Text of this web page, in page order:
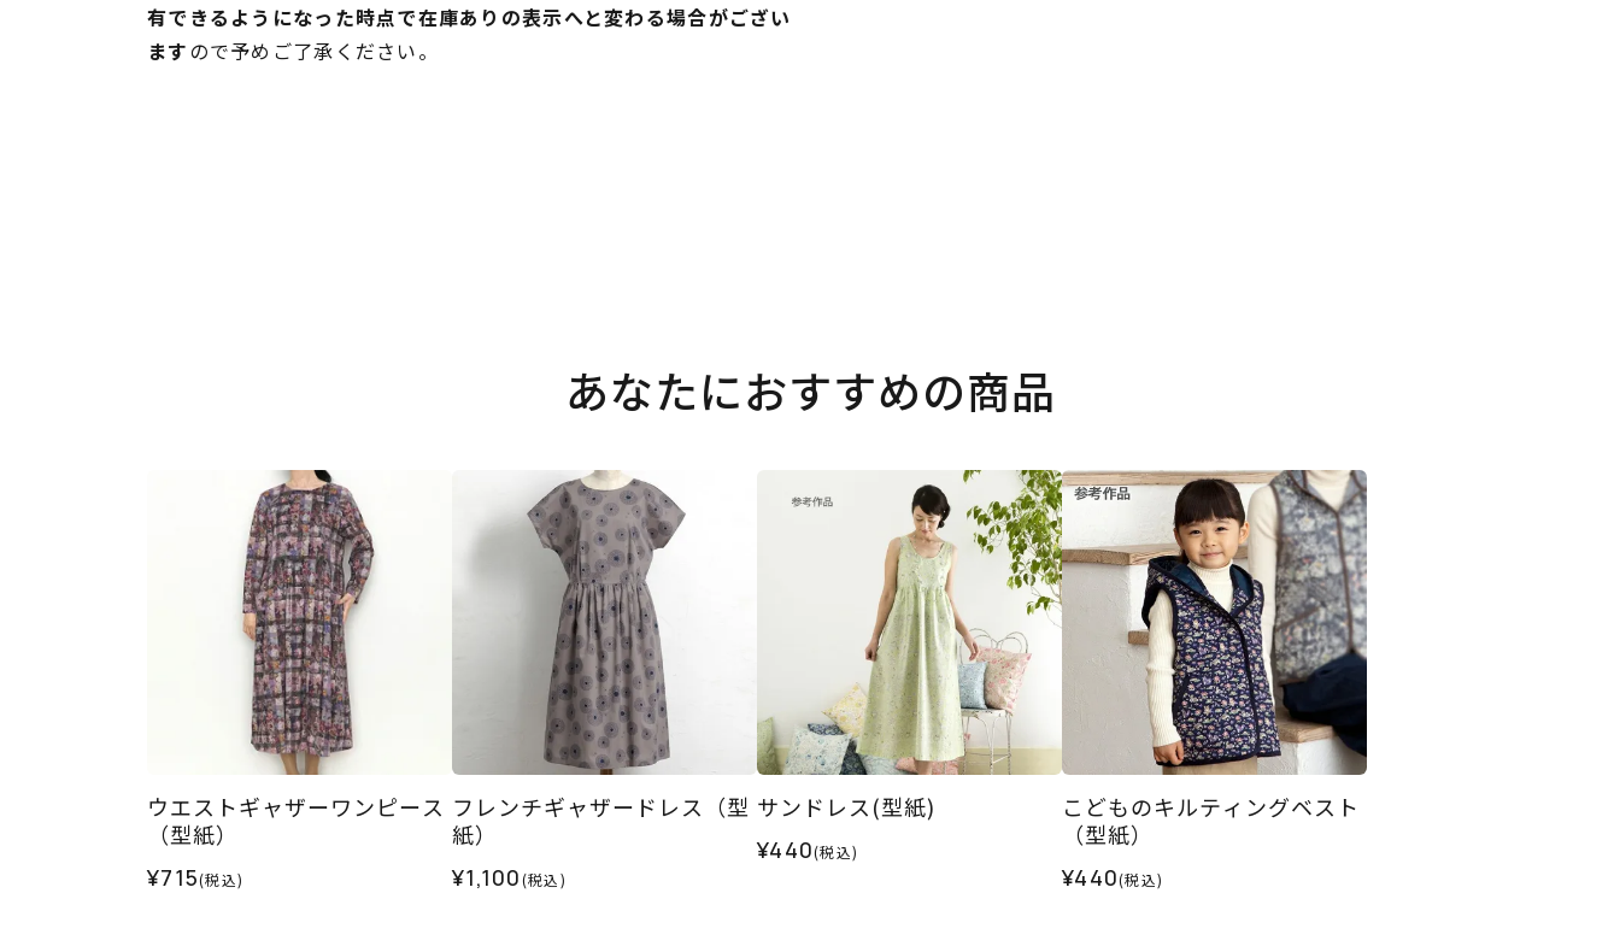
有できるようになった時点で在庫ありの表示へと変わる場合がござい
ますので予めご了承ください。
あなたにおすすめの商品
ウエストギャザーワンピース
（型紙）
¥715(税込)
フレンチギャザードレス（型
紙）
¥1,100(税込)
サンドレス(型紙)
¥440(税込)
こどものキルティングベスト
（型紙）
¥440(税込)